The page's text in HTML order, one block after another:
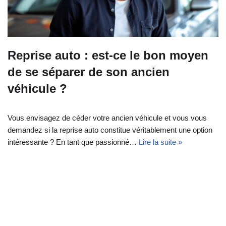
Reprise auto : est-ce le bon moyen
de se séparer de son ancien
véhicule ?
Vous envisagez de céder votre ancien véhicule et vous vous
demandez si la reprise auto constitue véritablement une option
intéressante ? En tant que passionné… Lire la suite »